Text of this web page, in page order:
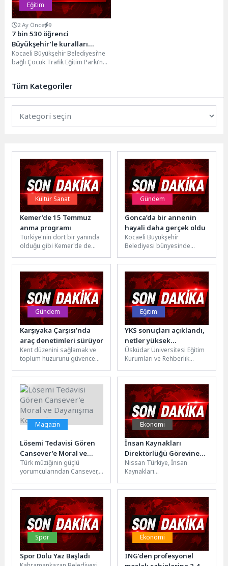
Eğitim
2 Ay Önce 9
7 bin 530 öğrenci
Büyükşehir’le kuralları
öğrendi
Kocaeli Büyükşehir Belediyesi’ne
bağlı Çocuk Trafik Eğitim Parkı’nda
Tüm Kategoriler
Kültür Sanat
Kemer’de 15 Temmuz
anma programı
Türkiye'nin dört bir yanında
olduğu gibi Kemer'de de
temasıyla 15 Temmuz...
Gündem
Gonca’da bir annenin
hayali daha gerçek oldu
Kocaeli Büyükşehir
Belediyesi bünyesinde
Yaşam Merkezi, özel
gereksinimli bireylerin
hayatına dokunmak...
Gündem
Karşıyaka Çarşısı’nda
araç denetimleri sürüyor
Kent düzenini sağlamak ve
toplum huzurunu güvence
Karşıyaka Belediyesi,
Karşıyaka Çarşısı’ndaki...
Eğitim
YKS sonuçları açıklandı,
netler yüksek
sıralamalar düşük,
yığılma fazla!
Üsküdar Üniversitesi Eğitim
Kurumları ve Rehberlik
Psikolojik Danışman Özgür
Akoğlan, 2026 YKS...
Magazin
Lösemi Tedavisi Gören
Cansever’e Moral ve
Dayanışma Konseri
Türk müziğinin güçlü
yorumcularından Cansever,
lösemi tedavi sürecinde
önemli bir eşiği geride...
Ekonomi
İnsan Kaynakları
Direktörlüğü Görevine
Sevdiye Baran Demirci
Getirildi
Nissan Türkiye, İnsan
Kaynakları
düzey bir atamayı duyurdu.
Şirket bünyesinde uzun
yıllardır farklı...
Spor
Spor Dolu Yaz Başladı
Ekonomi
ING’den profesyonel